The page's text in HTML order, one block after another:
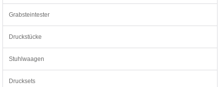
Grabsteintester
Druckstücke
Stuhlwaagen
Drucksets